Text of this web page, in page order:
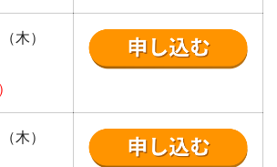
木）
木）